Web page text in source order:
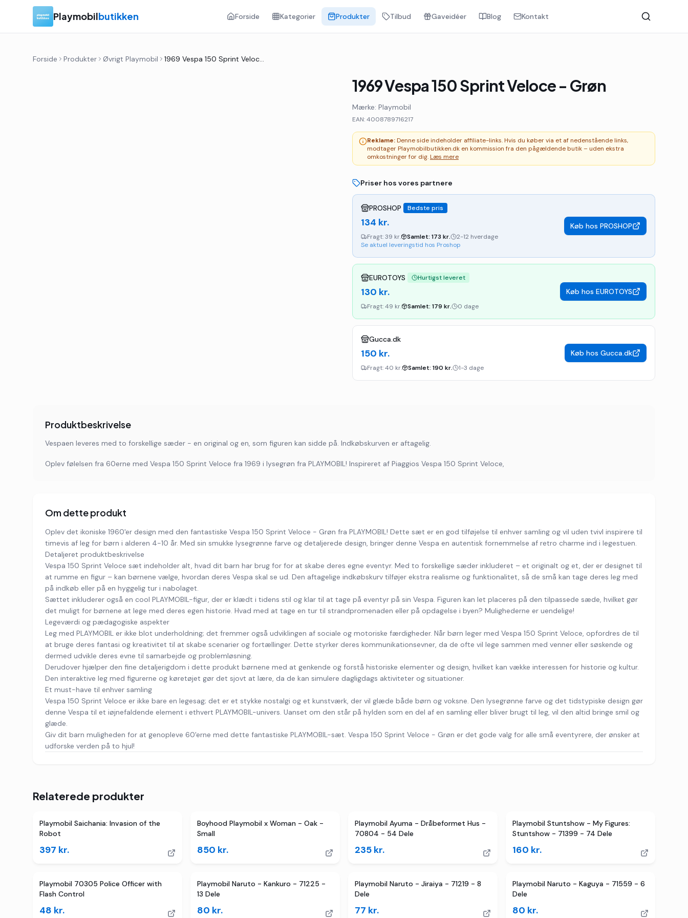
Playmobilbutikken Forside Kategorier Produkter Tilbud Gaveidéer Blog Kontakt
Forside Produkter Øvrigt Playmobil 1969 Vespa 150 Sprint Veloce - Grøn
1969 Vespa 150 Sprint Veloce - Grøn
Mærke: Playmobil
EAN:4008789716217
Reklame:Denne side indeholder affiliate-links. Hvis du køber via et af nedenstående links,
modtager Playmobilbutikken.dk en kommission fra den pågældende butik – uden ekstra
omkostninger for dig.Læs mere
Priser hos vores partnere
PROSHOP Bedste pris
134 kr.
Fragt:39 kr. Samlet: 173 kr.
2-12 hverdage
Se aktuel leveringstid hos Proshop
Køb hos PROSHOP
EUROTOYS Hurtigst leveret
130 kr.
Fragt:49 kr. Samlet: 179 kr. 0 dage
Køb hos EUROTOYS
Gucca.dk
150 kr.
Fragt:40 kr. Samlet: 190 kr. 1-3 dage
Køb hos Gucca.dk
Produktbeskrivelse
Vespaen leveres med to forskellige sæder - en original og en, som figuren kan sidde på. Indkøbskurven er aftagelig.
Oplev følelsen fra 60erne med Vespa 150 Sprint Veloce fra 1969 i lysegrøn fra PLAYMOBIL! Inspireret af Piaggios Vespa 150 Sprint Veloce,
Om dette produkt
Oplev det ikoniske 1960'er design med den fantastiske Vespa 150 Sprint Veloce - Grøn fra PLAYMOBIL! Dette sæt er en god tilføjelse til enhver samling og vil uden tvivl inspirere til
timevis af leg for børn i alderen 4-10 år. Med sin smukke lysegrønne farve og detaljerede design, bringer denne Vespa en autentisk fornemmelse af retro charme ind i legestuen.
Detaljeret produktbeskrivelse
Vespa 150 Sprint Veloce sæt indeholder alt, hvad dit barn har brug for for at skabe deres egne eventyr. Med to forskellige sæder inkluderet – et originalt og et, der er designet til
at rumme en figur – kan børnene vælge, hvordan deres Vespa skal se ud. Den aftagelige indkøbskurv tilføjer ekstra realisme og funktionalitet, så de små kan tage deres leg med
på indkøb eller på en hyggelig tur i nabolaget.
Sættet inkluderer også en cool PLAYMOBIL-figur, der er klædt i tidens stil og klar til at tage på eventyr på sin Vespa. Figuren kan let placeres på den tilpassede sæde, hvilket gør
det muligt for børnene at lege med deres egen historie. Hvad med at tage en tur til strandpromenaden eller på opdagelse i byen? Mulighederne er uendelige!
Legeværdi og pædagogiske aspekter
Leg med PLAYMOBIL er ikke blot underholdning; det fremmer også udviklingen af sociale og motoriske færdigheder. Når børn leger med Vespa 150 Sprint Veloce, opfordres de til
at bruge deres fantasi og kreativitet til at skabe scenarier og fortællinger. Dette styrker deres kommunikationsevner, da de ofte vil lege sammen med venner eller søskende og
dermed udvikle deres evne til samarbejde og problemløsning.
Derudover hjælper den fine detaljerigdom i dette produkt børnene med at genkende og forstå historiske elementer og design, hvilket kan vække interessen for historie og kultur.
Den interaktive leg med figurerne og køretøjet gør det sjovt at lære, da de kan simulere dagligdags aktiviteter og situationer.
Et must-have til enhver samling
Vespa 150 Sprint Veloce er ikke bare en legesag; det er et stykke nostalgi og et kunstværk, der vil glæde både børn og voksne. Den lysegrønne farve og det tidstypiske design gør
denne Vespa til et iøjnefaldende element i ethvert PLAYMOBIL-univers. Uanset om den står på hylden som en del af en samling eller bliver brugt til leg, vil den altid bringe smil og
glæde.
Giv dit barn muligheden for at genopleve 60'erne med dette fantastiske PLAYMOBIL-sæt. Vespa 150 Sprint Veloce - Grøn er det gode valg for alle små eventyrere, der ønsker at
udforske verden på to hjul!
Relaterede produkter
Playmobil Saichania: Invasion of the
Robot
397 kr.
Boyhood Playmobil x Woman - Oak -
Small
850 kr.
Playmobil Ayuma - Dråbeformet Hus -
70804 - 54 Dele
235 kr.
Playmobil Stuntshow - My Figures:
Stuntshow - 71399 - 74 Dele
160 kr.
Playmobil 70305 Police Officer with
Flash Control
48 kr.
Playmobil Naruto - Kankuro - 71225 -
13 Dele
80 kr.
Playmobil Naruto - Jiraiya - 71219 - 8
Dele
77 kr.
Playmobil Naruto - Kaguya - 71559 - 6
Dele
80 kr.